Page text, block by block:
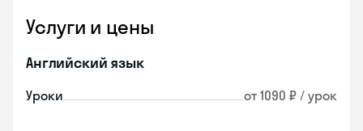
Услуги и цены
Английский язык
Уроки от 1090 ₽ / урок